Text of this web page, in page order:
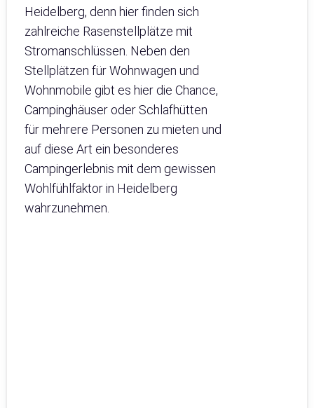
Heidelberg, denn hier finden sich
zahlreiche Rasenstellplätze mit
Stromanschlüssen. Neben den
Stellplätzen für Wohnwagen und
Wohnmobile gibt es hier die Chance,
Campinghäuser oder Schlafhütten
für mehrere Personen zu mieten und
auf diese Art ein besonderes
Campingerlebnis mit dem gewissen
Wohlfühlfaktor in Heidelberg
wahrzunehmen.